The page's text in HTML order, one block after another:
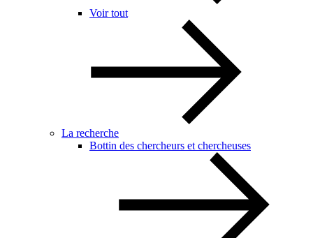
Voir tout
La recherche
Bottin des chercheurs et chercheuses